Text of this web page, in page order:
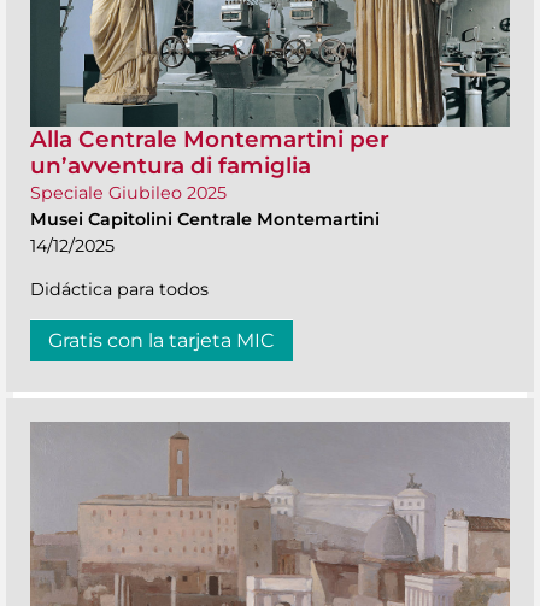
Alla Centrale Montemartini per
un’avventura di famiglia
Speciale Giubileo 2025
Musei Capitolini Centrale Montemartini
14/12/2025
Didáctica para todos
Gratis con la tarjeta MIC